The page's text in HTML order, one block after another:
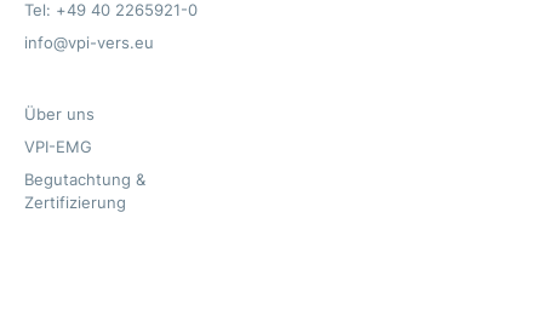
Tel: +49 40 2265921-0
info@vpi-vers.eu
Über uns
VPI-EMG
Begutachtung &
Zertifizierung